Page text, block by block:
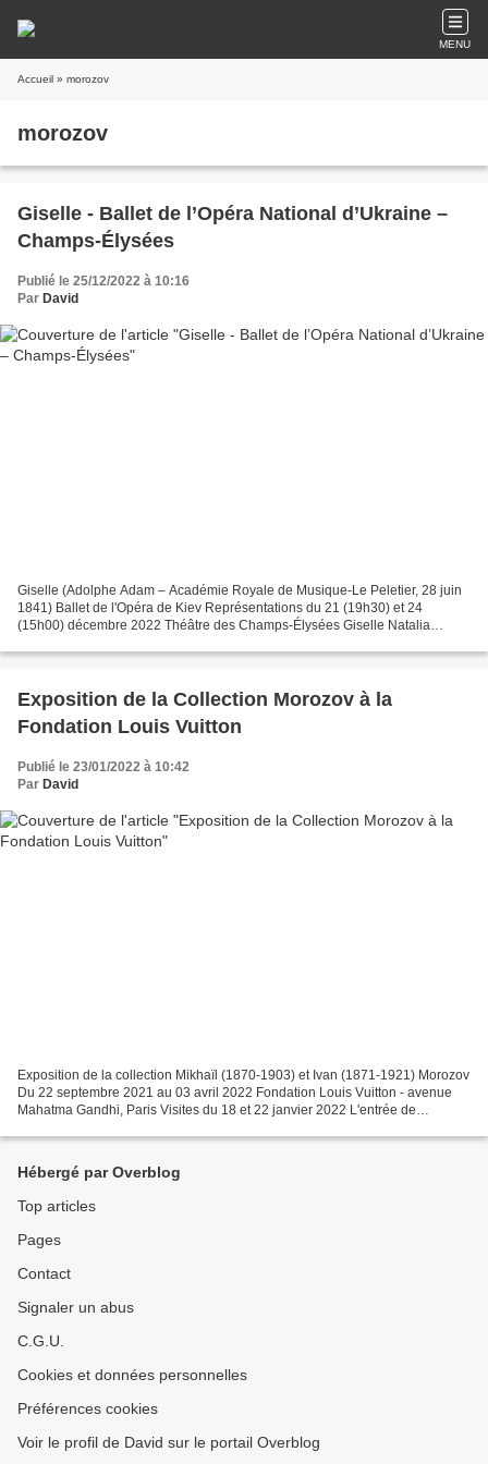
MENU
Accueil » morozov
morozov
Giselle - Ballet de l’Opéra National d’Ukraine –
Champs-Élysées
Publié le 25/12/2022 à 10:16
Par David
Giselle (Adolphe Adam – Académie Royale de Musique-Le Peletier, 28 juin
1841) Ballet de l'Opéra de Kiev Représentations du 21 (19h30) et 24
(15h00) décembre 2022 Théâtre des Champs-Élysées Giselle Natalia
Exposition de la Collection Morozov à la
Fondation Louis Vuitton
Publié le 23/01/2022 à 10:42
Par David
Exposition de la collection Mikhaïl (1870-1903) et Ivan (1871-1921) Morozov
Du 22 septembre 2021 au 03 avril 2022 Fondation Louis Vuitton - avenue
Mahatma Gandhi, Paris Visites du 18 et 22 janvier 2022 L'entrée de
Hébergé par Overblog
Top articles
Pages
Contact
Signaler un abus
C.G.U.
Cookies et données personnelles
Préférences cookies
Voir le profil de David sur le portail Overblog